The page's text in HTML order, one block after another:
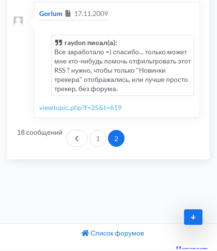
Gorlum Сообщение
17.11.2009
raydon писал(а):
Все заработало =) спасибо... только может
мне кто-нибудь помочь отфильтровать этот
RSS ? нужно, чтобы только "Новинки
трекера" отображались, или лучше просто
трекер, без форума.
viewtopic.php?f=25&t=619
18 сообщений
Пред.1 2
Список форумов